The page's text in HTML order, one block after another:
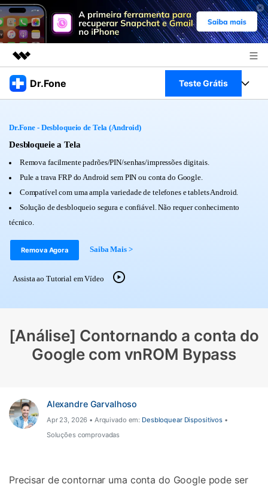
Produtos em destaque
Soluções
Sobre nós
Dr.Fone Teste Grátis
Veja Toolkit Completo >
Productos
Para PC
Para Celular
Guia & Suporte
Ações rápidas
Recursos
Transferir Dados
Encontre Mais Soluções
Entrar
Dr.Fone - Desbloqueio de Tela (Android)
Desbloqueie a Tela
Remova facilmente padrões/PIN/senhas/impressões digitais.
Pule a trava FRP do Android sem PIN ou conta do Google.
Compatível com uma ampla variedade de telefones e tablets Android.
Solução de desbloqueio segura e confiável. Não requer conhecimento
técnico.
Remova Agora Saiba Mais >
Assista ao Tutorial em Vídeo
[Análise] Contornando a conta do
Google com vnROM Bypass
Alexandre Garvalhoso
Apr 23, 2026 • Arquivado em: Desbloquear Dispositivos •
Soluções comprovadas
Precisar de contornar uma conta do Google pode ser